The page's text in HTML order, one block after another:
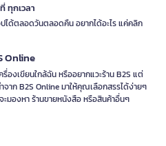
ทุกเวลา
ด้ตลอดวันตลอดคืน อยากได้อะไร แค่คลิก
Online
องเขียนใกล้ฉัน หรืออยากแวะร้าน B2S แต่
จาก B2S Online มาให้คุณเลือกสรรได้ง่ายๆ
มองหา ร้านขายหนังสือ หรือสินค้าอื่นๆ